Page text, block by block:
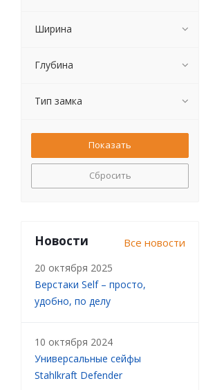
Ширина
Глубина
Тип замка
Сбросить
Новости Все новости
20 октября 2025
Верстаки Self – просто,
удобно, по делу
10 октября 2024
Универсальные сейфы
Stahlkraft Defender